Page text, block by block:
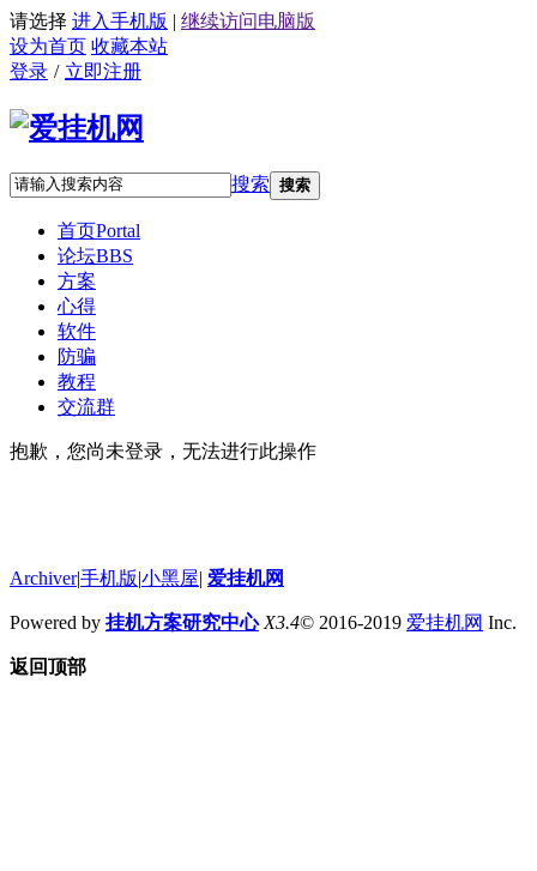
请选择 进入手机版 | 继续访问电脑版
设为首页 收藏本站
登录 / 立即注册
搜索 搜索
首页Portal
论坛BBS
方案
心得
软件
防骗
教程
交流群
抱歉，您尚未登录，无法进行此操作
Archiver|手机版|小黑屋| 爱挂机网
Powered by 挂机方案研究中心 X3.4© 2016-2019 爱挂机网 Inc.
返回顶部